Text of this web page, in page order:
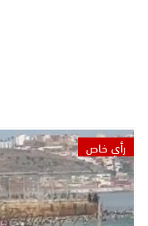
رأي خاص